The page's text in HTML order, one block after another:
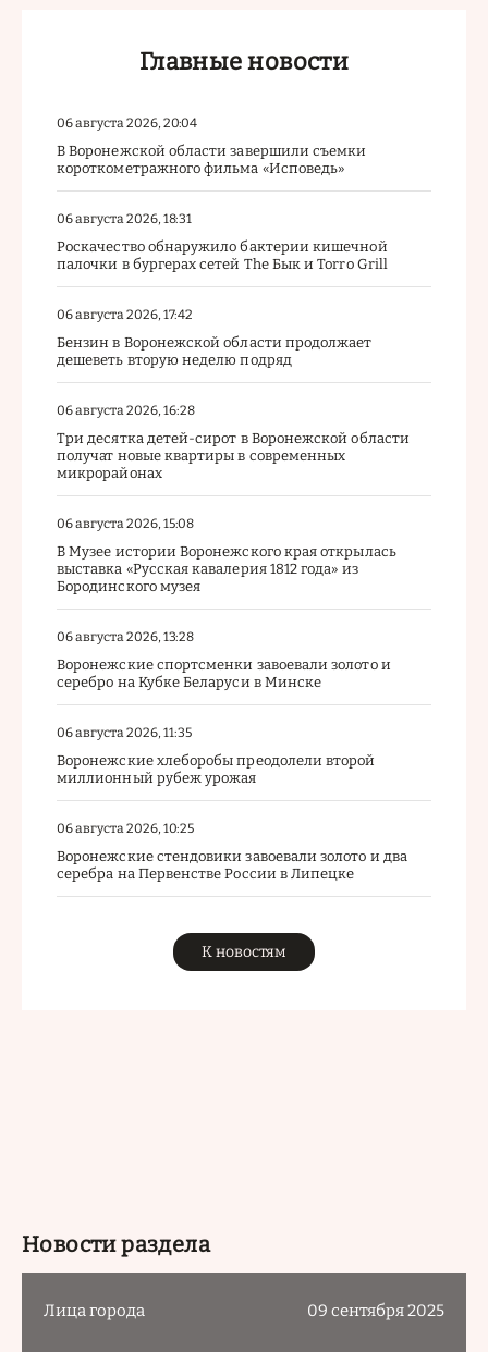
Главные новости
06 августа 2026, 20:04
В Воронежской области завершили съемки
короткометражного фильма «Исповедь»
06 августа 2026, 18:31
Роскачество обнаружило бактерии кишечной
палочки в бургерах сетей The Бык и Torro Grill
06 августа 2026, 17:42
Бензин в Воронежской области продолжает
дешеветь вторую неделю подряд
06 августа 2026, 16:28
Три десятка детей-сирот в Воронежской области
получат новые квартиры в современных
микрорайонах
06 августа 2026, 15:08
В Музее истории Воронежского края открылась
выставка «Русская кавалерия 1812 года» из
Бородинского музея
06 августа 2026, 13:28
Воронежские спортсменки завоевали золото и
серебро на Кубке Беларуси в Минске
06 августа 2026, 11:35
Воронежские хлеборобы преодолели второй
миллионный рубеж урожая
06 августа 2026, 10:25
Воронежские стендовики завоевали золото и два
серебра на Первенстве России в Липецке
К новостям
Новости раздела
Лица города 09 сентября 2025